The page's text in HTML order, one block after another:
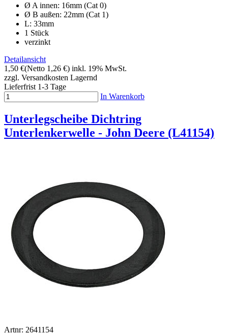
Ø A innen: 16mm (Cat 0)
Ø B außen: 22mm (Cat 1)
L: 33mm
1 Stück
verzinkt
Detailansicht
1,50 €(Netto 1,26 €) inkl. 19% MwSt.
zzgl. Versandkosten Lagernd
Lieferfrist 1-3 Tage
In Warenkorb
Unterlegscheibe Dichtring
Unterlenkerwelle - John Deere (L41154)
Artnr: 2641154